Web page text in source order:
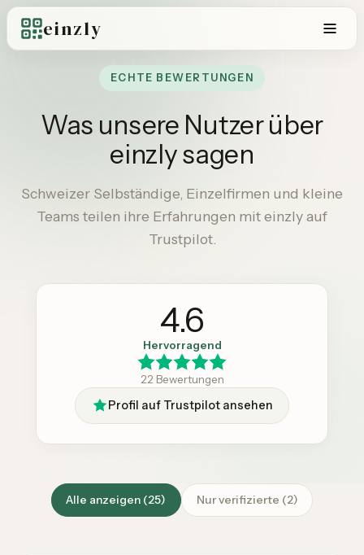
einzly
ECHTE BEWERTUNGEN
Was unsere Nutzer über
einzly sagen
Schweizer Selbständige, Einzelfirmen und kleine
Teams teilen ihre Erfahrungen mit einzly auf
Trustpilot.
4.6
Hervorragend
22 Bewertungen
Profil auf Trustpilot ansehen
Alle anzeigen (25) Nur verifizierte (2)